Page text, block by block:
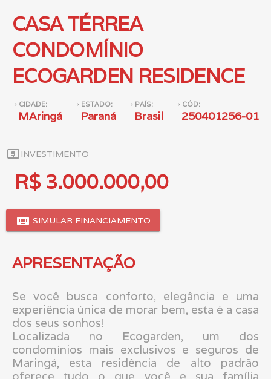
CASA TÉRREA
CONDOMÍNIO
ECOGARDEN RESIDENCE
navigate_next CIDADE:
MAringá
navigate_next ESTADO:
Paraná
navigate_next PAÍS:
Brasil
navigate_next CÓD:
250401256-01
local_atm INVESTIMENTO
R$ 3.000.000,00
keyboard SIMULAR FINANCIAMENTO
APRESENTAÇÃO
Se você busca conforto, elegância e uma
experiência única de morar bem, esta é a casa
dos seus sonhos!
Localizada no Ecogarden, um dos
condomínios mais exclusivos e seguros de
Maringá, esta residência de alto padrão
oferece tudo o que você e sua família